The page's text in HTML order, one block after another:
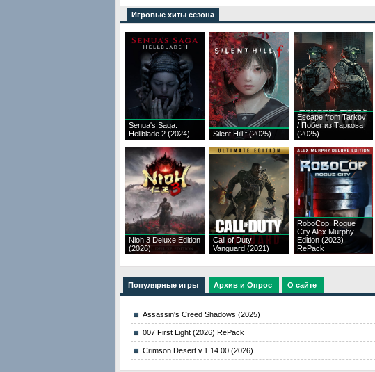
Игровые хиты сезона
Senua's Saga:
Hellblade 2 (2024)
Silent Hill f (2025)
Escape from Tarkov
/ Побег из Таркова
(2025)
Nioh 3 Deluxe Edition
(2026)
Call of Duty:
Vanguard (2021)
RoboCop: Rogue
City Alex Murphy
Edition (2023)
RePack
Популярные игры Архив и Опрос О сайте
Assassin's Creed Shadows (2025)
007 First Light (2026) RePack
Crimson Desert v.1.14.00 (2026)